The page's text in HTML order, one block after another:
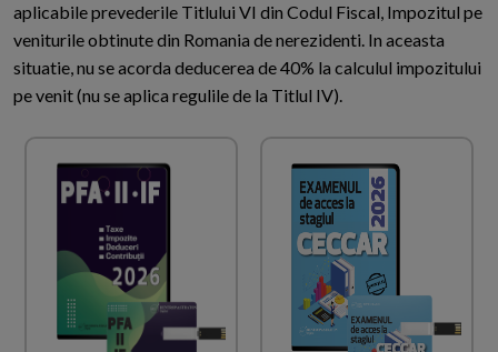
aplicabile prevederile Titlului VI din Codul Fiscal, Impozitul pe
veniturile obtinute din Romania de nerezidenti. In aceasta
situatie, nu se acorda deducerea de 40% la calculul impozitului
pe venit (nu se aplica regulile de la Titlul IV).